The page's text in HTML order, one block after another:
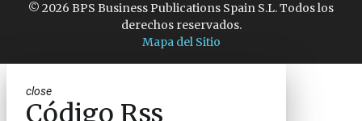
© 2026 BPS Business Publications Spain S.L. Todos los
derechos reservados.
Mapa del Sitio
close
Código Rss